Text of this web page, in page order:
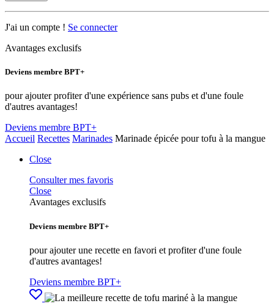
J'ai un compte ! Se connecter
Avantages exclusifs
Deviens membre BPT+
pour ajouter profiter d'une expérience sans pubs et d'une foule
d'autres avantages!
Deviens membre BPT+
Accueil Recettes Marinades Marinade épicée pour tofu à la mangue
Close
Consulter mes favoris
Close
Avantages exclusifs
Deviens membre BPT+
pour ajouter une recette en favori et profiter d'une foule
d'autres avantages!
Deviens membre BPT+